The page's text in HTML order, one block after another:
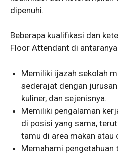
dipenuhi.
Beberapa kualifikasi dan
Floor Attendant di
Memiliki ijazah sekolah
sederajat dengan
kuliner, dan sejenisnya.
Memiliki pengalaman
di posisi yang sama,
tamu di area makan atau
Memahami